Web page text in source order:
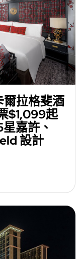
爾拉格斐酒
$1,099起
嘉許、
設計